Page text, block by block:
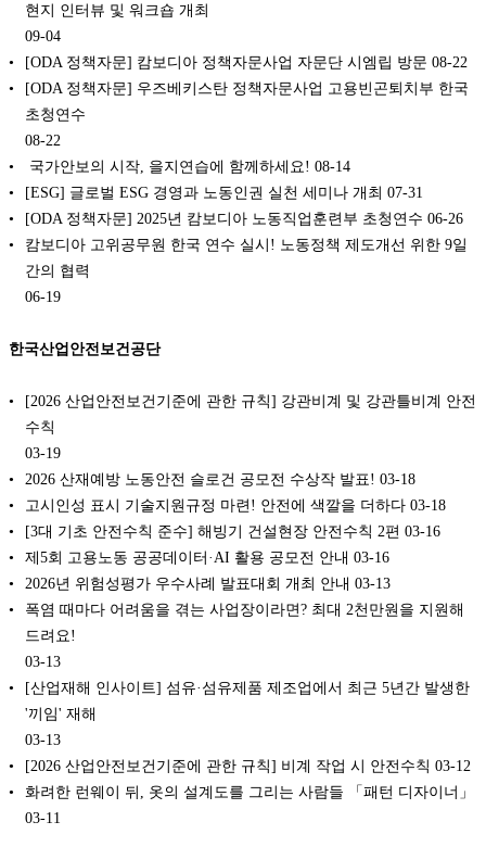
현지 인터뷰 및 워크숍 개최
09-04
[ODA 정책자문] 캄보디아 정책자문사업 자문단 시엠립 방문 08-22
[ODA 정책자문] 우즈베키스탄 정책자문사업 고용빈곤퇴치부 한국
초청연수
08-22
️ 국가안보의 시작, 을지연습에 함께하세요! 08-14
[ESG] 글로벌 ESG 경영과 노동인권 실천 세미나 개최 07-31
[ODA 정책자문] 2025년 캄보디아 노동직업훈련부 초청연수 06-26
캄보디아 고위공무원 한국 연수 실시! 노동정책 제도개선 위한 9일
간의 협력
06-19
한국산업안전보건공단
[2026 산업안전보건기준에 관한 규칙] 강관비계 및 강관틀비계 안전
수칙
03-19
2026 산재예방 노동안전 슬로건 공모전 수상작 발표! 03-18
고시인성 표시 기술지원규정 마련! 안전에 색깔을 더하다 03-18
[3대 기초 안전수칙 준수] 해빙기 건설현장 안전수칙 2편 03-16
제5회 고용노동 공공데이터·AI 활용 공모전 안내 03-16
2026년 위험성평가 우수사례 발표대회 개최 안내 03-13
폭염 때마다 어려움을 겪는 사업장이라면? 최대 2천만원을 지원해
드려요!
03-13
[산업재해 인사이트] 섬유·섬유제품 제조업에서 최근 5년간 발생한
'끼임' 재해
03-13
[2026 산업안전보건기준에 관한 규칙] 비계 작업 시 안전수칙 03-12
화려한 런웨이 뒤, 옷의 설계도를 그리는 사람들 「패턴 디자이너」
03-11